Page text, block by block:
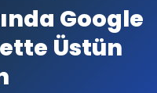
Google
Üstün